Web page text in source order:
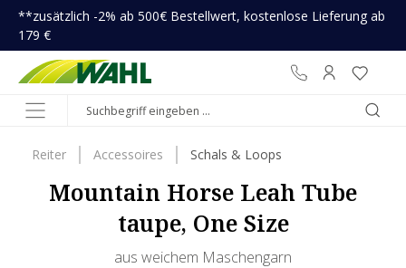
springen
**zusätzlich -2% ab 500€ Bestellwert, kostenlose Lieferung ab
179 €
Reiter Accessoires Schals & Loops
Mountain Horse Leah Tube
taupe, One Size
aus weichem Maschengarn